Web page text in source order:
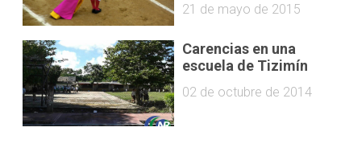
21 de mayo de 2015
Carencias en una
escuela de Tizimín
02 de octubre de 2014